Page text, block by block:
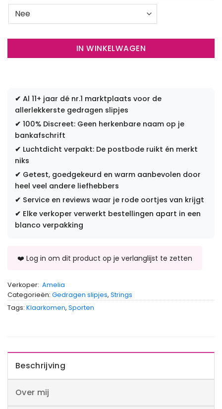
IN WINKELWAGEN
✔ Al 11+ jaar dé nr.1 marktplaats voor de
allerlekkerste gedragen slipjes
✔ 100% Discreet: Geen herkenbare naam op je
bankafschrift
✔ Luchtdicht verpakt: De postbode ruikt én merkt
niks
✔ Getest, goedgekeurd en warm aanbevolen door
heel veel andere liefhebbers
✔ Service en reviews waar je rode oortjes van krijgt
✔ Elke verkoper verwerkt bestellingen apart in een
blanco verpakking
Verkoper: Amelia
Categorieën: Gedragen slipjes, Strings
Tags: Klaarkomen, Sporten
Beschrijving
Over mij